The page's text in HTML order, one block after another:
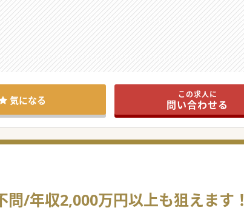
実できるクリニックです。
気になる この求人に
問い合わせる
/年収2,000万円以上も狙えます！